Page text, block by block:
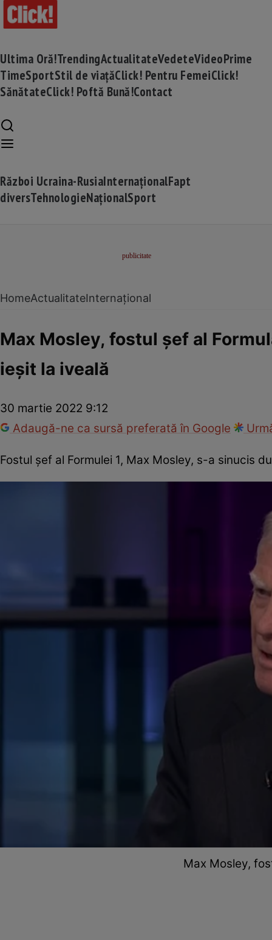
Ultima Oră!TrendingActualitateVedeteVideoPrime
TimeSportStil de viațăClick! Pentru FemeiClick!
SănătateClick! Poftă Bună!Contact
Război Ucraina-RusiaInternaționalFapt
diversTehnologieNaționalSport
HomeActualitateInternațional
Max Mosley, fostul șef al
ieșit la iveală
30 martie 2022 9:12
Adaugă-ne ca sursă preferată în Google
Fostul șef al Formulei 1, Max Mosley, s-a sinucis
Max Mosley,